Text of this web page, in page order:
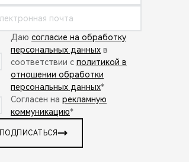
Даю согласие на обработку
персональных данных в
соответствии с политикой в
отношении обработки
персональных данных*
Согласен на рекламную
коммуникацию*
ПОДПИСАТЬСЯ